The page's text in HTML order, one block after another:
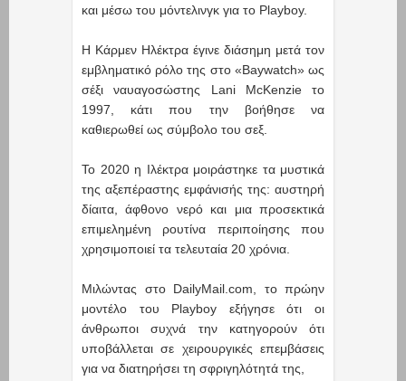
και μέσω του μόντελινγκ για το Playboy.
Η Κάρμεν Hλέκτρα έγινε διάσημη μετά τον
εμβληματικό ρόλο της στο «Baywatch» ως
σέξι ναυαγοσώστης Lani McKenzie το
1997, κάτι που την βοήθησε να
καθιερωθεί ως σύμβολο του σεξ.
Το 2020 η Iλέκτρα μοιράστηκε τα μυστικά
της αξεπέραστης εμφάνισής της: αυστηρή
δίαιτα, άφθονο νερό και μια προσεκτικά
επιμελημένη ρουτίνα περιποίησης που
χρησιμοποιεί τα τελευταία 20 χρόνια.
Μιλώντας στο DailyMail.com, το πρώην
μοντέλο του Playboy εξήγησε ότι οι
άνθρωποι συχνά την κατηγορούν ότι
υποβάλλεται σε χειρουργικές επεμβάσεις
για να διατηρήσει τη σφριγηλότητά της,